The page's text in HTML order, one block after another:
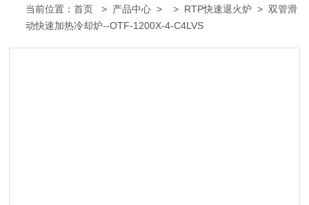
当前位置：首页 > 产品中心 > > RTP快速退火炉 > 双管滑
动快速加热冷却炉--OTF-1200X-4-C4LVS